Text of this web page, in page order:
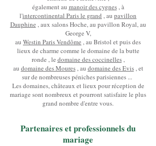
également au manoir des cygnes, à
l'intercontinental Paris le grand , au pavillon
Dauphine , aux salons Hoche, au pavillon Royal, au
George V,
au Westin Paris Vendôme , au Bristol et puis des
lieux de charme comme le domaine de la butte
ronde , le domaine des coccinelles,
au domaine des Moures, au domaine des Evis, et
sur de nombreuses péniches parisiennes ...
Les domaines, châteaux et lieux pour réception de
mariage sont nombreux et pourront satisfaire le plus
grand nombre d'entre vous.
Partenaires et professionnels du
mariage